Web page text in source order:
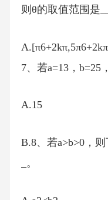
则θ的取值范围是
7、若a=13，b=25
A.15
B.8、若a>b>0，则
_。